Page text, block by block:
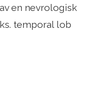
en nevrologisk
temporal lob